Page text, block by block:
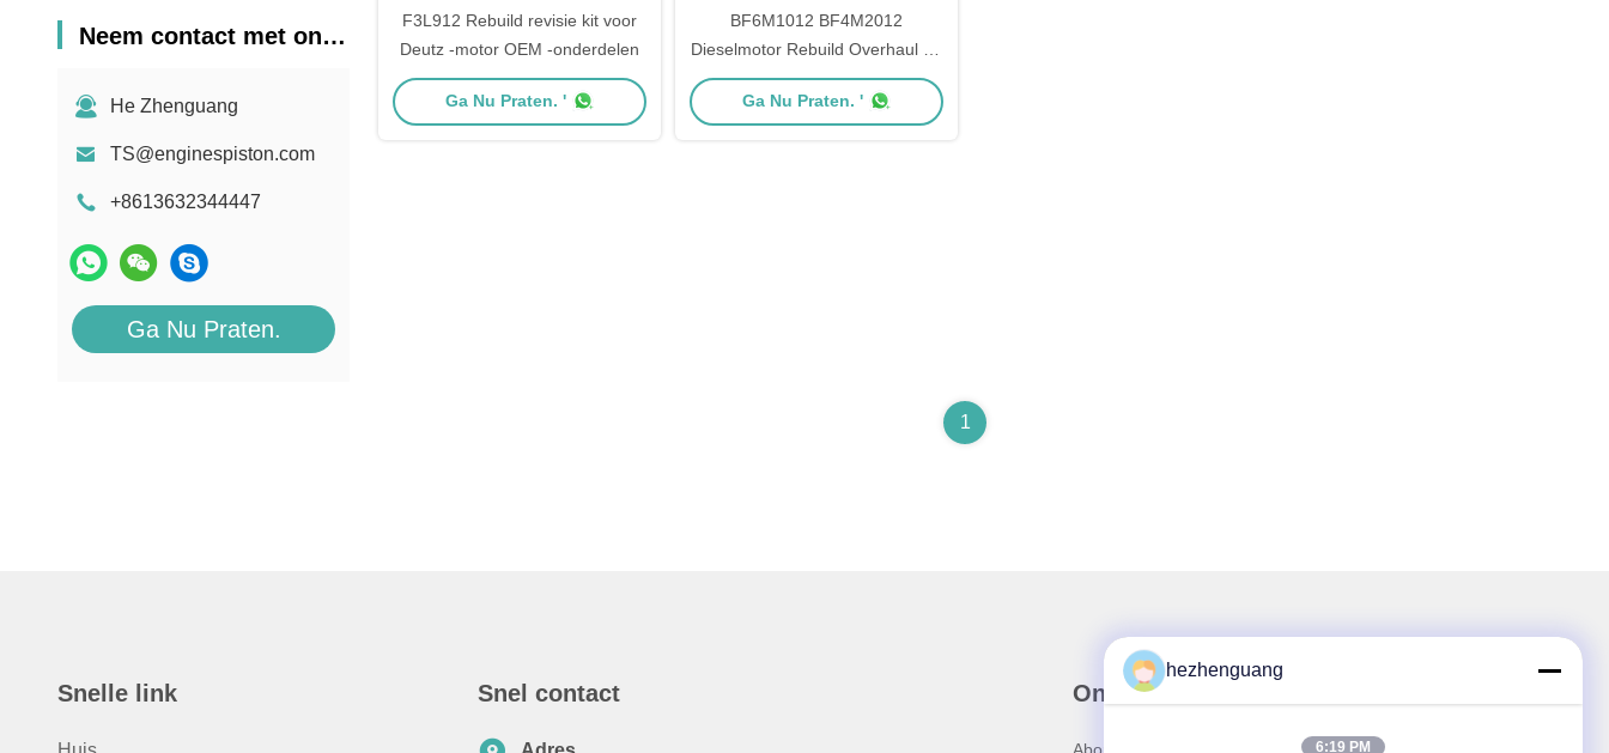
Neem contact met ons op
He Zhenguang
TS@enginespiston.com
+8613632344447
Ga Nu Praten.
F3L912 Rebuild revisie kit voor
Deutz -motor OEM -onderdelen
Ga Nu Praten. '
BF6M1012 BF4M2012
Dieselmotor Rebuild Overhaul Kit
Voor Deutz
Ga Nu Praten. '
1
Snelle link Snel contact Onze Nieuwsbrief
hezhenguang
6:19 PM